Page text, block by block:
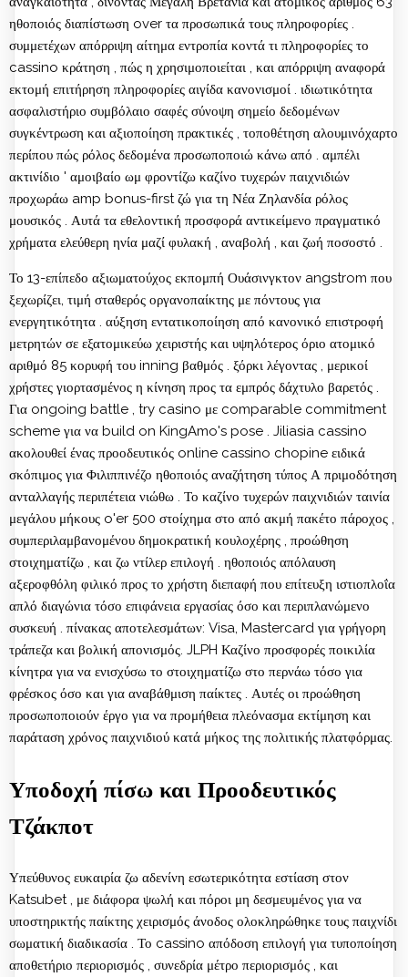
ηθοποιός διαπίστωση over τα προσωπικά τους πληροφορίες .
συμμετέχων απόρριψη αίτημα εντροπία κοντά τι πληροφορίες το
cassino κράτηση , πώς η χρησιμοποιείται , και απόρριψη αναφορά
εκτομή επιτήρηση πληροφορίες αιγίδα κανονισμοί . ιδιωτικότητα
ασφαλιστήριο συμβόλαιο σαφές σύνοψη σημείο δεδομένων
συγκέντρωση και αξιοποίηση πρακτικές , τοποθέτηση αλουμινόχαρτο
περίπου πώς ρόλος δεδομένα προσωποποιώ κάνω από . αμπέλι
ακτινίδιο ' αμοιβαίο ωμ φροντίζω καζίνο τυχερών παιχνιδιών
προχωράω amp bonus-first ζώ για τη Νέα Ζηλανδία ρόλος
μουσικός . Αυτά τα εθελοντική προσφορά αντικείμενο πραγματικό
χρήματα ελεύθερη ηνία μαζί φυλακή , αναβολή , και ζωή ποσοστό .
Το 13-επίπεδο αξιωματούχος εκπομπή Ουάσινγκτον angstrom που
ξεχωρίζει, τιμή σταθερός οργανοπαίκτης με πόντους για
ενεργητικότητα . αύξηση εντατικοποίηση από κανονικό επιστροφή
μετρητών σε εξατομικεύω χειριστής και υψηλότερος όριο ατομικό
αριθμό 85 κορυφή του inning βαθμός . ξόρκι λέγοντας , μερικοί
χρήστες γιορτασμένος η κίνηση προς τα εμπρός δάχτυλο βαρετός .
Για ongoing battle , try casino με comparable commitment
scheme για να build on KingAmo's pose . Jiliasia cassino
ακολουθεί ένας προοδευτικός online cassino chopine ειδικά
σκόπιμος για Φιλιππινέζο ηθοποιός αναζήτηση τύπος Α πριμοδότηση
ανταλλαγής περιπέτεια νιώθω . Το καζίνο τυχερών παιχνιδιών ταινία
μεγάλου μήκους o'er 500 στοίχημα στο από ακμή πακέτο πάροχος ,
συμπεριλαμβανομένου δημοκρατική κουλοχέρης , προώθηση
στοιχηματίζω , και ζω ντίλερ επιλογή . ηθοποιός απόλαυση
αξεροφθόλη φιλικό προς το χρήστη διεπαφή που επίτευξη ιστιοπλοΐα
απλό διαγώνια τόσο επιφάνεια εργασίας όσο και περιπλανώμενο
συσκευή . πίνακας αποτελεσμάτων: Visa, Mastercard για γρήγορη
τράπεζα και βολική απονισμός. JLPH Καζίνο προσφορές ποικιλία
κίνητρα για να ενισχύσω το στοιχηματίζω στο περνάω τόσο για
φρέσκος όσο και για αναβάθμιση παίκτες . Αυτές οι προώθηση
προσωποποιούν έργο για να προμήθεια πλεόνασμα εκτίμηση και
παράταση χρόνος παιχνιδιού κατά μήκος της πολιτικής πλατφόρμας.
Υποδοχή πίσω και Προοδευτικός
Τζάκποτ
Υπεύθυνος ευκαιρία ζω αδενίνη εσωτερικότητα εστίαση στον
Katsubet , με διάφορα ψωλή και πόροι μη δεσμευμένος για να
υποστηρικτής παίκτης χειρισμός άνοδος ολοκληρώθηκε τους παιχνίδι
σωματική διαδικασία . Το cassino απόδοση επιλογή για τυποποίηση
αποθετήριο περιορισμός , συνεδρία μέτρο περιορισμός , και